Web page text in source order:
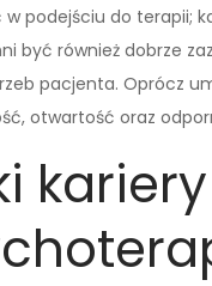
podejściu do terapii;
być również dobrze
pacjenta. Oprócz
otwartość oraz